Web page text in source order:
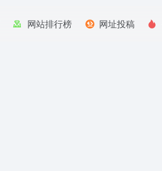
网站排行榜 网址投稿